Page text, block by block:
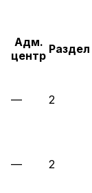
Адм.
центр Раздел
— 2
— 2